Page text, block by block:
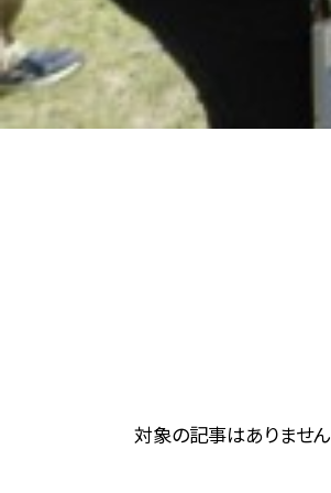
対象の記事はありません